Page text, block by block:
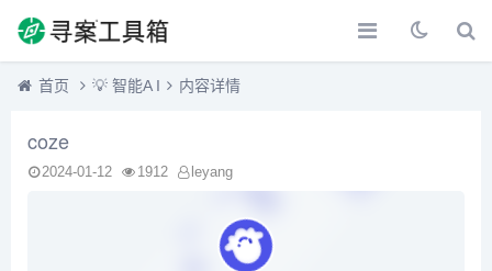
首页 💡 智能A I 内容详情
coze
2024-01-12 1912 leyang